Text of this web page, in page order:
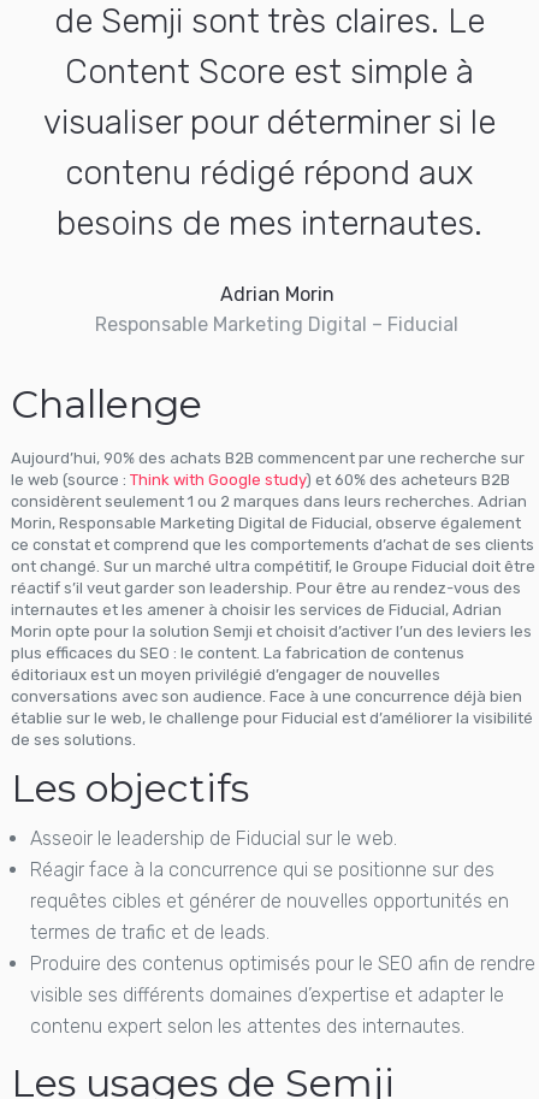
de Semji sont très claires. Le
Content Score est simple à
visualiser pour déterminer si le
contenu rédigé répond aux
besoins de mes internautes.
Adrian Morin
Responsable Marketing Digital – Fiducial
Challenge
Aujourd’hui, 90% des achats B2B commencent par une recherche sur
le web (source : Think with Google study) et 60% des acheteurs B2B
considèrent seulement 1 ou 2 marques dans leurs recherches. Adrian
Morin, Responsable Marketing Digital de Fiducial, observe également
ce constat et comprend que les comportements d’achat de ses clients
ont changé. Sur un marché ultra compétitif, le Groupe Fiducial doit être
réactif s’il veut garder son leadership. Pour être au rendez-vous des
internautes et les amener à choisir les services de Fiducial, Adrian
Morin opte pour la solution Semji et choisit d’activer l’un des leviers les
plus efficaces du SEO : le content. La fabrication de contenus
éditoriaux est un moyen privilégié d’engager de nouvelles
conversations avec son audience. Face à une concurrence déjà bien
établie sur le web, le challenge pour Fiducial est d’améliorer la visibilité
de ses solutions.
Les objectifs
Asseoir le leadership de Fiducial sur le web.
Réagir face à la concurrence qui se positionne sur des
requêtes cibles et générer de nouvelles opportunités en
termes de trafic et de leads.
Produire des contenus optimisés pour le SEO afin de rendre
visible ses différents domaines d’expertise et adapter le
contenu expert selon les attentes des internautes.
Les usages de Semji